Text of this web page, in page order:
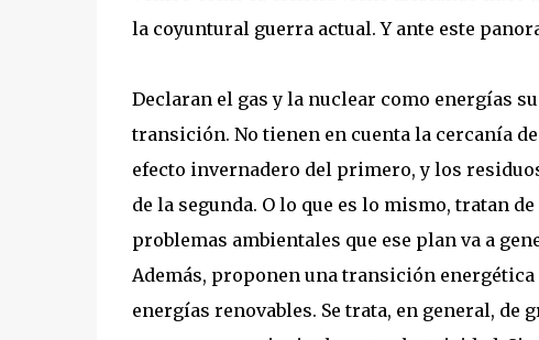
la coyuntural guerra actual. Y ante este
Declaran el gas y la nuclear como energías
transición. No tienen en cuenta la cercanía
efecto invernadero del primero, y los
de la segunda. O lo que es lo mismo, tratan
problemas ambientales que ese plan va a
Además, proponen una transición
energías renovables. Se trata, en general,